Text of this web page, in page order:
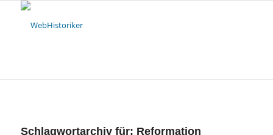
Schlagwortarchiv für: Reformation